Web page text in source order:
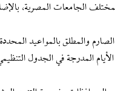
الجامعات المصرية،
والمطلق بالمواعيد
المدرجة في الجدول